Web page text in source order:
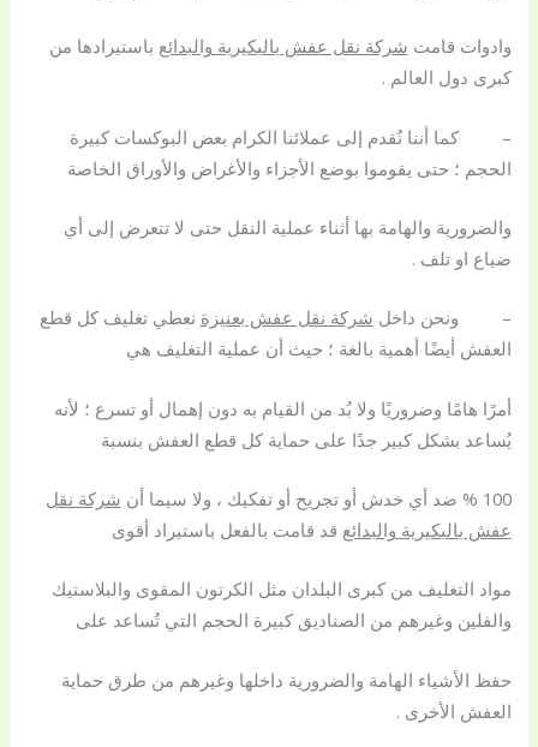
وادوات قامت شركة نقل عفش بالبكيرية والبدائع باستيرادها من
كبرى دول العالم .
– كما أننا نُقدم إلى عملائنا الكرام بعض البوكسات كبيرة
الحجم ؛ حتى يقوموا بوضع الأجزاء والأغراض والأوراق الخاصة
والضرورية والهامة بها أثناء عملية النقل حتى لا تتعرض إلى أي
ضياع او تلف .
– ونحن داخل شركة نقل عفش بعنيزة نعطي تغليف كل قطع
العفش أيضًا أهمية بالغة ؛ حيث أن عملية التغليف هي
أمرًا هامًا وضروريًا ولا بُد من القيام به دون إهمال أو تسرع ؛ لأنه
يُساعد بشكل كبير جدًا على حماية كل قطع العفش بنسبة
100 % ضد أي خدش أو تجريح أو تفكيك ، ولا سيما أن
شركة نقل
عفش بالبكيرية والبدائع قد قامت بالفعل باستيراد أقوى
مواد التغليف من كبرى البلدان مثل الكرتون المقوى والبلاستيك
والفلين وغيرهم من الصناديق كبيرة الحجم التي تُساعد على
حفظ الأشياء الهامة والضرورية داخلها وغيرهم من طرق حماية
العفش الأخرى .